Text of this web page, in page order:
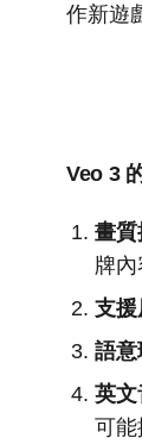
作新遊
Veo 3
畫質
牌內
支援
語意
英文
可能